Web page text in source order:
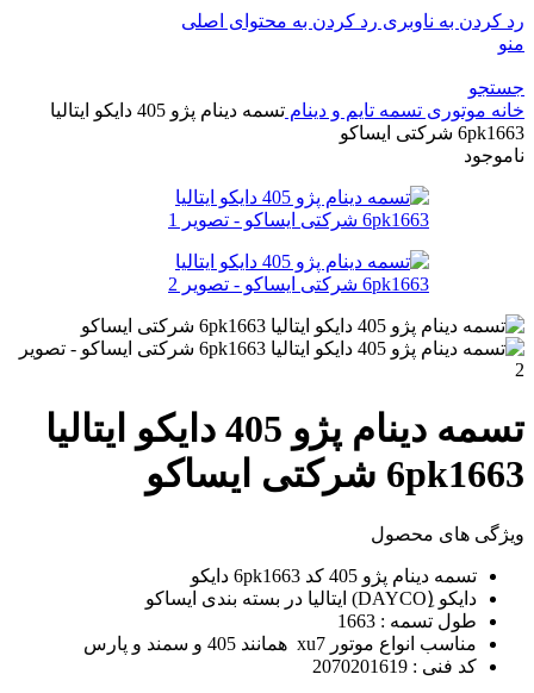
رد کردن به ناوبری رد کردن به محتوای اصلی
منو
جستجو
خانه موتوری تسمه تایم و دینام
تسمه دینام پژو 405 دایکو ایتالیا
6pk1663 شرکتی ایساکو
ناموجود
تسمه دینام پژو 405 دایکو ایتالیا
6pk1663 شرکتی ایساکو
ویژگی های محصول
تسمه دینام پژو 405 کد 6pk1663 دایکو
دایکو (ِDAYCO) ایتالیا در بسته بندی ایساکو
طول تسمه : 1663
مناسب انواع موتور xu7 همانند 405 و سمند و پارس
کد فنی : 2070201619